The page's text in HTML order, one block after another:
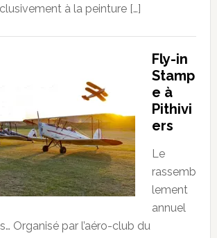
à la peinture […]
Fly-in
Stamp
e à
Pithivi
ers
Le
rassemb
lement
annuel
Organisé par l’aéro-club du